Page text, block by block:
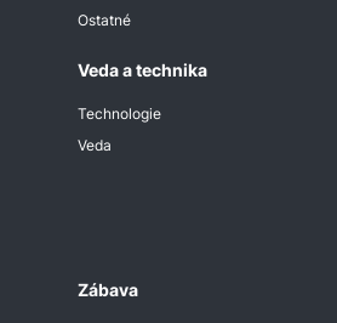
Ostatné
Veda a technika
Technologie
Veda
Zábava